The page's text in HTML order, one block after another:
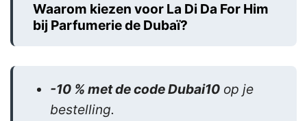
Waarom kiezen voor La Di Da For Him
bij Parfumerie de Dubaï?
-10 % met de code Dubai10op je
bestelling.